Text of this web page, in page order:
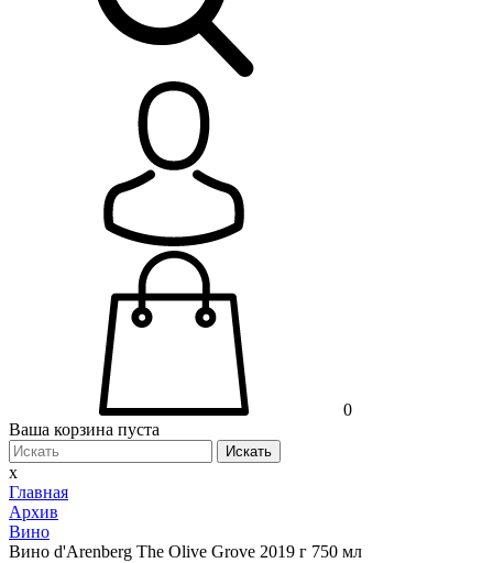
0
Ваша корзина пуста
Искать
x
Главная
Архив
Вино
Вино d'Arenberg The Olive Grove 2019 г 750 мл